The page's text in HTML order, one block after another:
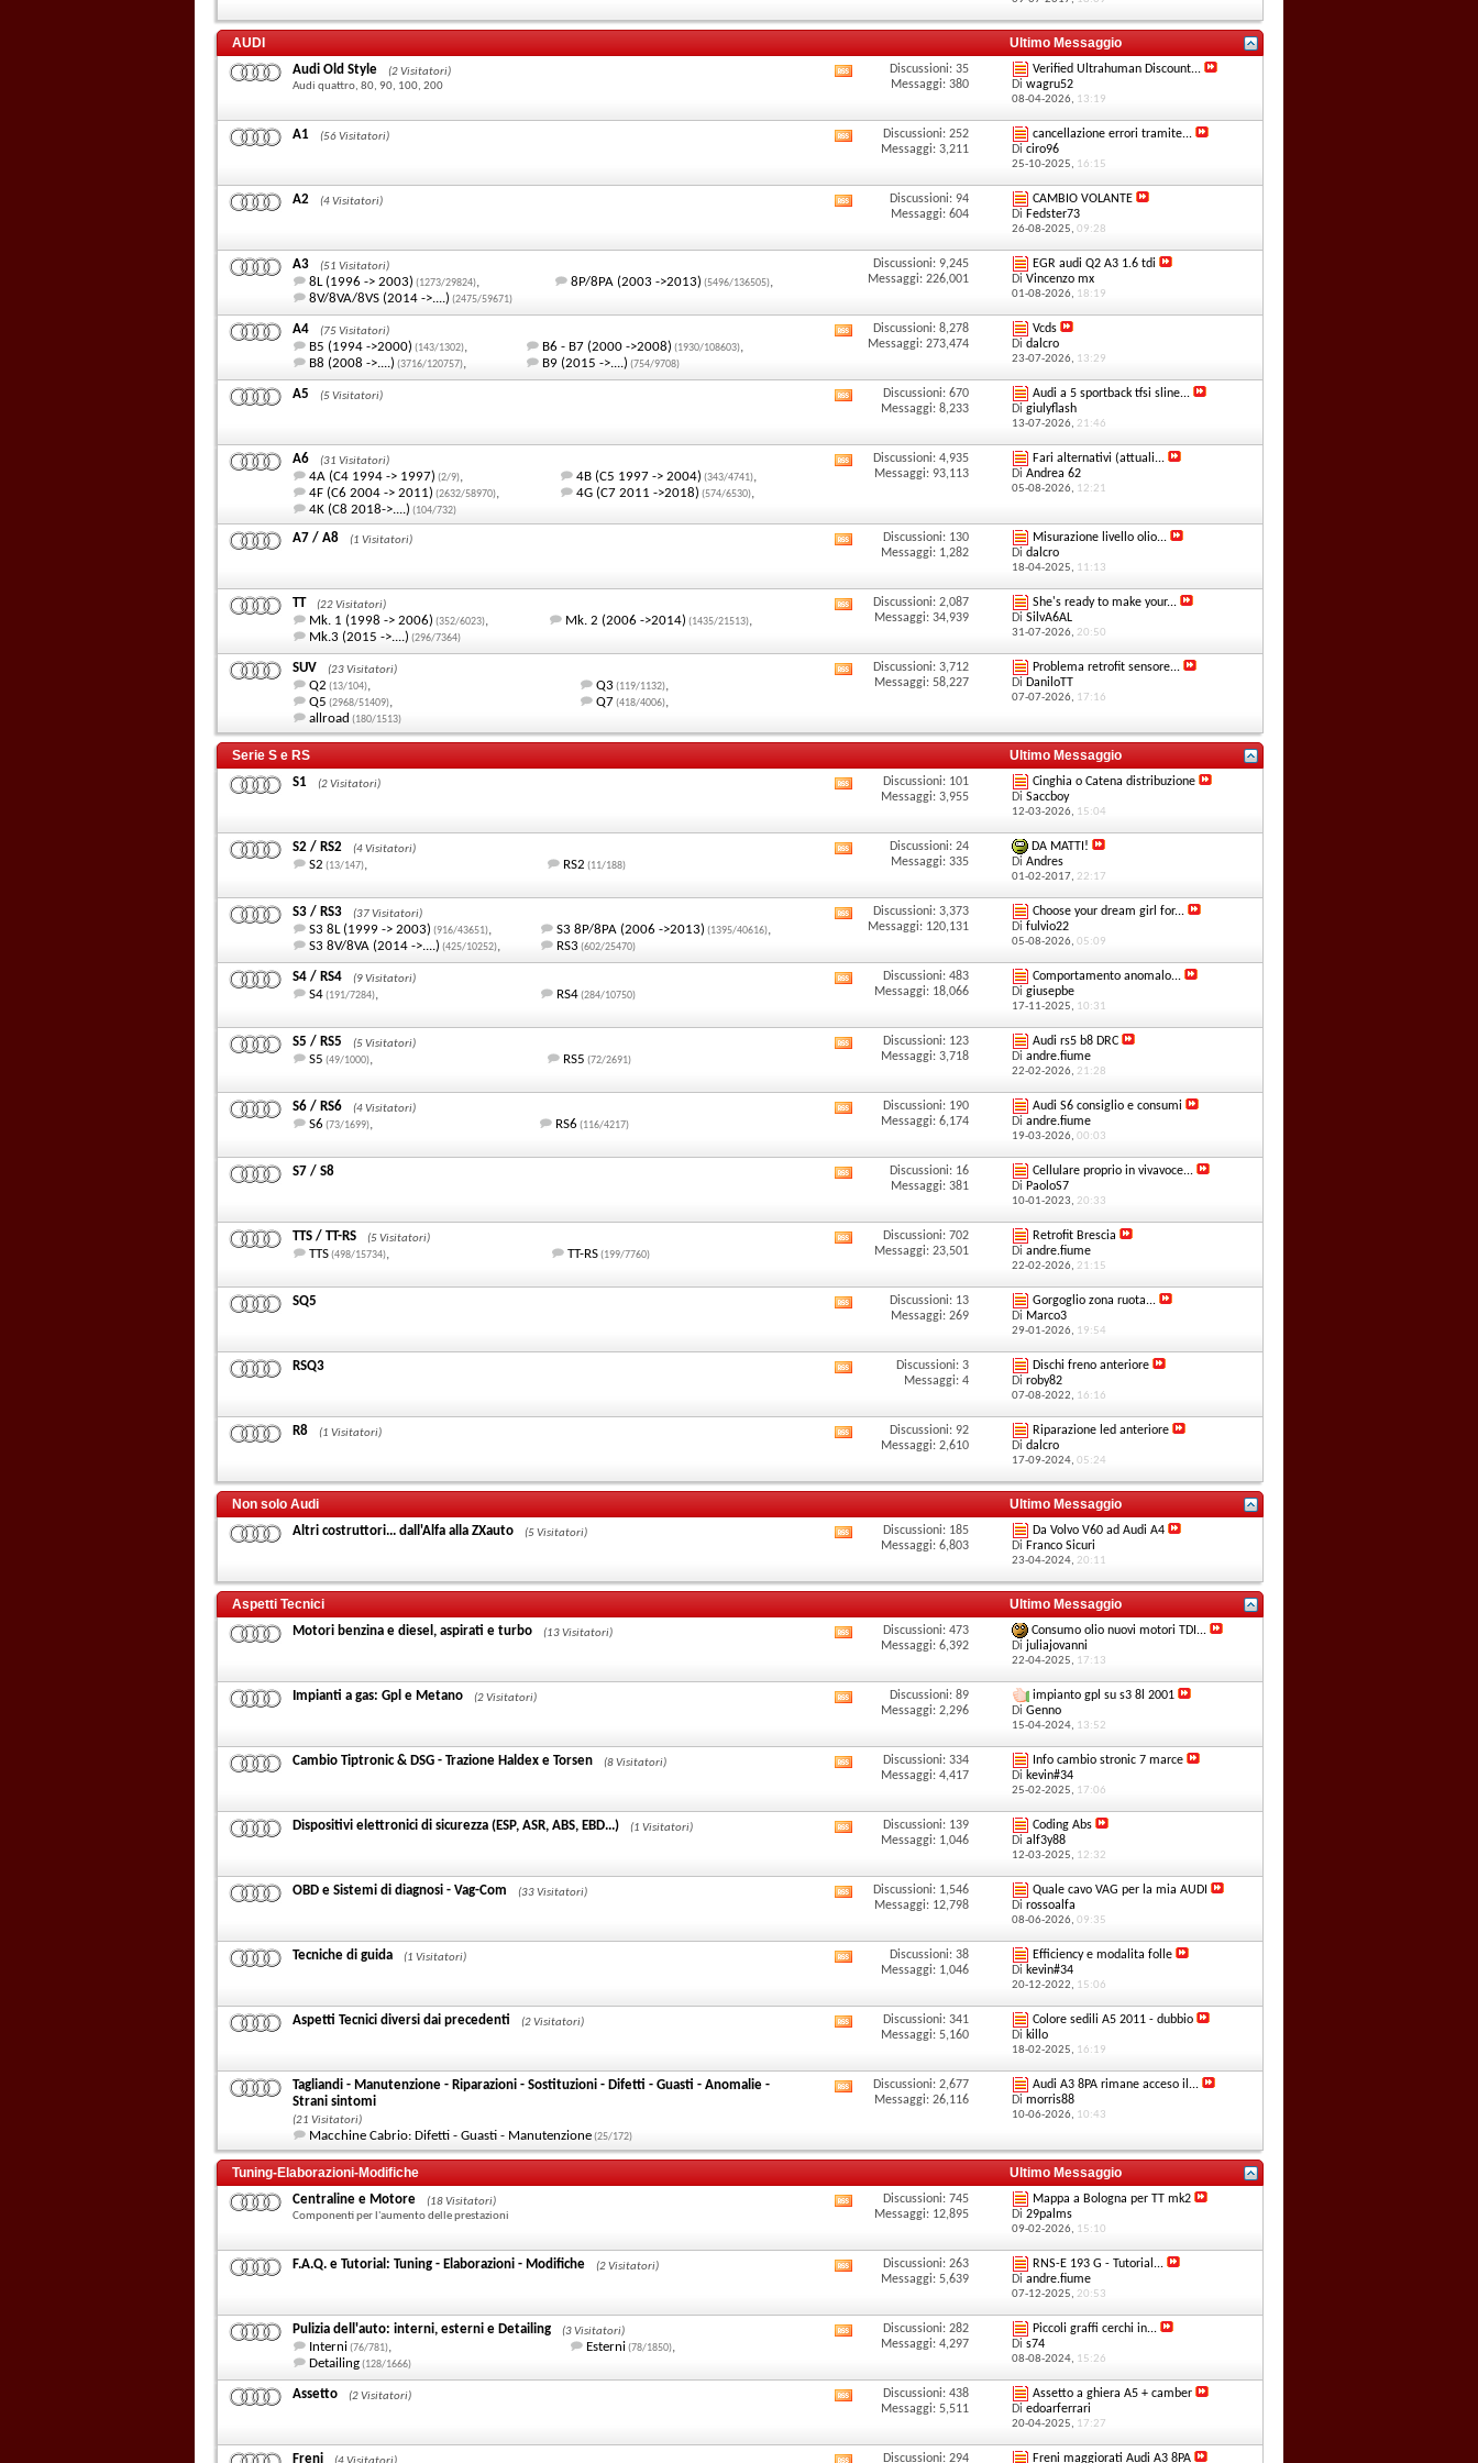
forum
di
questo
feed
RSS
questo
AUDI Ultimo Messaggio
Audi Old Style
(2 Visitatori)
Audi quattro, 80, 90, 100, 200
Visualizza
feed
forum
Discussioni: 35
Messaggi: 380
Verified Ultrahuman Discount...
Di wagru52
08-04-2026, 13:19
A1 (56 Visitatori)
Visualizza
feed
di
forum
Discussioni: 252
Messaggi: 3,211
cancellazione errori tramite...
Di ciro96
25-10-2025, 16:15
A2 (4 Visitatori)
Visualizza
feed
di
forum
Discussioni: 94
Messaggi: 604
CAMBIO VOLANTE
Di Fedster73
26-08-2025, 09:28
A3 (51 Visitatori)
8L (1996 -> 2003) (1273/29824), 8P/8PA (2003 ->2013) (5496/136505),
8V/8VA/8VS (2014 ->....) (2475/59671)
Discussioni: 9,245
Messaggi: 226,001
EGR audi Q2 A3 1.6 tdi
Di Vincenzo mx
01-08-2026, 18:19
A4 (75 Visitatori)
B5 (1994 ->2000) (143/1302), B6 - B7 (2000 ->2008) (1930/108603),
B8 (2008 ->....) (3716/120757), B9 (2015 ->....) (754/9708)
Visualizza
feed
di
forum
Discussioni: 8,278
Messaggi: 273,474
Vcds
Di dalcro
23-07-2026, 13:29
A5 (5 Visitatori)
Visualizza
feed
di
questo
forum
Discussioni: 670
Messaggi: 8,233
Audi a 5 sportback tfsi sline...
Di giulyflash
13-07-2026, 21:46
A6 (31 Visitatori)
4A (C4 1994 -> 1997) (2/9), 4B (C5 1997 -> 2004) (343/4741),
4F (C6 2004 -> 2011) (2632/58970), 4G (C7 2011 ->2018) (574/6530),
4K (C8 2018->....) (104/732)
Visualizza
feed
RSS
di
questo
forum
Discussioni: 4,935
Messaggi: 93,113
Fari alternativi (attuali...
Di Andrea 62
05-08-2026, 12:21
A7 / A8 (1 Visitatori)
Visualizza
feed
di
forum
Discussioni: 130
Messaggi: 1,282
Misurazione livello olio...
Di dalcro
18-04-2025, 11:13
TT (22 Visitatori)
Mk. 1 (1998 -> 2006) (352/6023), Mk. 2 (2006 ->2014) (1435/21513),
Mk.3 (2015 ->....) (296/7364)
Visualizza
feed
di
questo
forum
Discussioni: 2,087
Messaggi: 34,939
She's ready to make your...
Di SilvA6AL
31-07-2026, 20:50
SUV (23 Visitatori)
Q2 (13/104), Q3 (119/1132),
Q5 (2968/51409), Q7(418/4006),
allroad (180/1513)
Visualizza
feed
RSS
questo
forum
Discussioni: 3,712
Messaggi: 58,227
Problema retrofit sensore...
Di DaniloTT
07-07-2026, 17:16
Serie S e RS Ultimo Messaggio
S1 (2 Visitatori)
Visualizza
feed
di
forum
Discussioni: 101
Messaggi: 3,955
Cinghia o Catena distribuzione
Di Saccboy
12-03-2026, 15:04
S2 / RS2 (4 Visitatori)
S2 (13/147), RS2 (11/188)
Visualizza
feed
forum
Discussioni: 24
Messaggi: 335
DA MATTI!
Di Andres
01-02-2017, 22:17
S3 / RS3 (37 Visitatori)
S3 8L (1999 -> 2003) (916/43651), S3 8P/8PA (2006 ->2013) (1395/40616),
S3 8V/8VA (2014 ->....) (425/10252), RS3 (602/25470)
Visualizza
feed
forum
Discussioni: 3,373
Messaggi: 120,131
Choose your dream girl for...
Di fulvio22
05-08-2026, 05:09
S4 / RS4 (9 Visitatori)
S4(191/7284), RS4(284/10750)
Visualizza
feed
forum
Discussioni: 483
Messaggi: 18,066
Comportamento anomalo...
Di giusepbe
17-11-2025, 10:31
S5 / RS5 (5 Visitatori)
S5 (49/1000), RS5 (72/2691)
Visualizza
feed
forum
Discussioni: 123
Messaggi: 3,718
Audi rs5 b8 DRC
Di andre.fiume
22-02-2026, 21:28
S6 / RS6 (4 Visitatori)
S6 (73/1699), RS6 (116/4217)
Visualizza
feed
forum
Discussioni: 190
Messaggi: 6,174
Audi S6 consiglio e consumi
Di andre.fiume
19-03-2026, 00:03
S7 / S8
Visualizza
feed
forum
Discussioni: 16
Messaggi: 381
Cellulare proprio in vivavoce...
Di PaoloS7
10-01-2023, 20:33
TTS / TT-RS (5 Visitatori)
TTS(498/15734), TT-RS(199/7760)
Visualizza
feed
forum
Discussioni: 702
Messaggi: 23,501
Retrofit Brescia
Di andre.fiume
22-02-2026, 21:15
SQ5
Visualizza
feed
forum
Discussioni: 13
Messaggi: 269
Gorgoglio zona ruota...
Di Marco3
29-01-2026, 19:54
RSQ3
Visualizza
feed
di
questo
Discussioni: 3
Messaggi: 4
Dischi freno anteriore
Di roby82
07-08-2022, 16:16
R8 (1 Visitatori)
Visualizza
feed
RSS
questo
forum
Discussioni: 92
Messaggi: 2,610
Riparazione led anteriore
Di dalcro
17-09-2024, 05:24
Non solo Audi Ultimo Messaggio
Altri costruttori... dall'Alfa alla ZXauto (5 Visitatori)
Visualizza
feed
RSS
questo
Discussioni: 185
Messaggi: 6,803
Da Volvo V60 ad Audi A4
Di Franco Sicuri
23-04-2024, 20:11
Aspetti Tecnici Ultimo Messaggio
Motori benzina e diesel, aspirati e turbo (13 Visitatori)
Visualizza
feed
forum
Discussioni: 473
Messaggi: 6,392
Consumo olio nuovi motori TDI...
Di juliajovanni
22-04-2025, 17:13
Impianti a gas: Gpl e Metano (2 Visitatori)
Visualizza
feed
forum
Discussioni: 89
Messaggi: 2,296
impianto gpl su s3 8l 2001
Di Genno
15-04-2024, 13:52
Cambio Tiptronic & DSG - Trazione Haldex e Torsen (8 Visitatori)
Visualizza
feed
di
forum
Discussioni: 334
Messaggi: 4,417
Info cambio stronic 7 marce
Di kevin#34
25-02-2025, 17:06
Dispositivi elettronici di sicurezza (ESP, ASR, ABS, EBD...) (1 Visitatori)
Visualizza
feed
forum
Discussioni: 139
Messaggi: 1,046
Coding Abs
Di alf3y88
12-03-2025, 12:32
OBD e Sistemi di diagnosi - Vag-Com (33 Visitatori)
Visualizza
feed
forum
Discussioni: 1,546
Messaggi: 12,798
Quale cavo VAG per la mia AUDI
Di rossoalfa
08-06-2026, 09:35
Tecniche di guida (1 Visitatori)
Visualizza
feed
di
forum
Discussioni: 38
Messaggi: 1,046
Efficiency e modalita folle
Di kevin#34
20-12-2022, 15:06
Aspetti Tecnici diversi dai precedenti (2 Visitatori)
Visualizza
feed
di
questo
forum
Discussioni: 341
Messaggi: 5,160
Colore sedili A5 2011 - dubbio
Di killo
18-02-2025, 16:19
Tagliandi - Manutenzione - Riparazioni - Sostituzioni - Difetti - Guasti - Anomalie -
Strani sintomi
(21 Visitatori)
Macchine Cabrio: Difetti - Guasti - Manutenzione(25/172)
Visualizza
feed
RSS
questo
forum
Discussioni: 2,677
Messaggi: 26,116
Audi A3 8PA rimane acceso il...
Di morris88
10-06-2026, 10:43
Tuning-Elaborazioni-Modifiche Ultimo Messaggio
Centraline e Motore
(18 Visitatori)
Componenti per l'aumento delle prestazioni
Visualizza
feed
forum
Discussioni: 745
Messaggi: 12,895
Mappa a Bologna per TT mk2
Di 29palms
09-02-2026, 15:10
F.A.Q. e Tutorial: Tuning - Elaborazioni - Modifiche (2 Visitatori)
Visualizza
feed
Discussioni: 263
Messaggi: 5,639
RNS-E 193 G - Tutorial...
Di andre.fiume
07-12-2025, 20:53
Pulizia dell'auto: interni, esterni e Detailing (3 Visitatori)
Interni(76/781), Esterni(78/1850),
Detailing(128/1666)
Visualizza
feed
Discussioni: 282
Messaggi: 4,297
Piccoli graffi cerchi in...
Di s74
08-08-2024, 15:26
Assetto (2 Visitatori)
Visualizza
Discussioni: 438
Messaggi: 5,511
Assetto a ghiera A5 + camber
Di edoarferrari
20-04-2025, 17:27
Freni Discussioni: 294 Freni maggiorati Audi A3 8PA